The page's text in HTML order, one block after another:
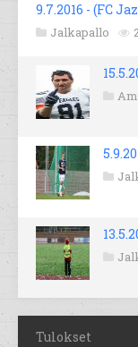
9.7.2016 - (FC
Jalkapallo
Tulokset